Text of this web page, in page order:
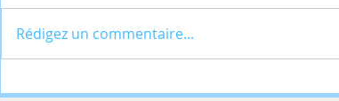
Rédigez un commentaire...